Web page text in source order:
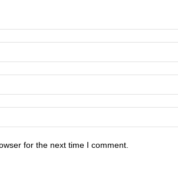
for the next time I comment.